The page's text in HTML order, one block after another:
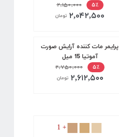
۵٪
۲,۱۵۰,۰۰۰
۲,۰۴۲,۵۰۰ تومان
پرایمر مات کننده آرایش صورت
آموتیا 15 میل
۵٪
۲,۷۵۰,۰۰۰
۲,۶۱۲,۵۰۰ تومان
+ 1